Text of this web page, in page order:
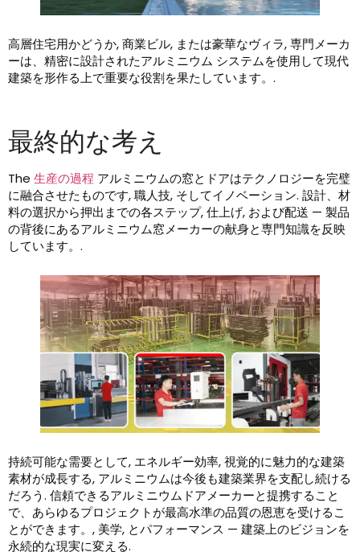
高層住宅用かどうか, 商業ビル, または豪華なヴィラ, 専門メーカ
ーは、精密に設計されたアルミニウム システムを使用して現代
建築を形作る上で重要な役割を果たしています。.
最終的な考え
The 生産の過程 アルミニウムの窓とドアはテクノロジーを完璧
に融合させたものです, 職人技, そしてイノベーション. 設計、材
料の選択から押出までの各ステップ, 仕上げ, および配送 — 製品
の背後にあるアルミニウム窓メーカーの献身と専門知識を反映
しています。.
持続可能な需要として, エネルギー効率, 視覚的に魅力的な建築
素材が成長する, アルミニウムは今後も建築業界を支配し続ける
だろう. 信頼できるアルミニウムドアメーカーと提携すること
で、あらゆるプロジェクトが最高水準の品質の恩恵を受けるこ
とができます。, 美学, とパフォーマンス — 建築上のビジョンを
永続的な現実に変える.